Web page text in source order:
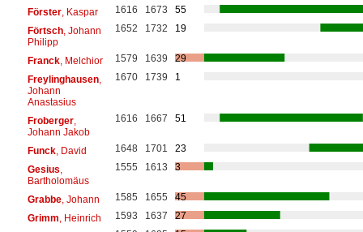
Förster, Kaspar 1616 1673
55
Förtsch, Johann
Philipp
1652 1732 19
Franck, Melchior 1579 1639
29
Freylinghausen,
Johann
Anastasius
1670 1739 1
Froberger,
Johann Jakob
1616 1667 51
Funck, David 1648 1701
23
Gesius
Bartholomäus
1555 1613 3
Grabbe, Johann 1585 1655
45
Grimm , Heinrich 1593 1637
27